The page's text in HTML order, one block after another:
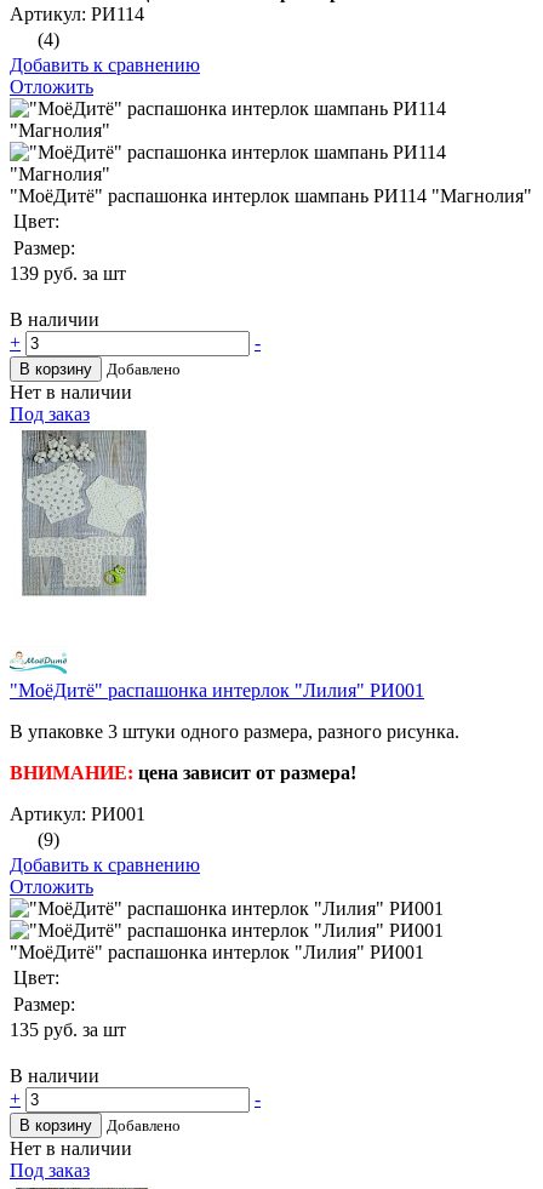
Артикул: РИ114
(4)
Добавить к сравнению
Отложить
"МоёДитё" распашонка интерлок шампань РИ114 "Магнолия"
Цвет:
Размер:
139 руб. за шт
В наличии
+
-
В корзину Добавлено
Нет в наличии
Под заказ
"МоёДитё" распашонка интерлок "Лилия" РИ001
В упаковке 3 штуки одного размера, разного рисунка.
ВНИМАНИЕ: цена зависит от размера!
Артикул: РИ001
(9)
Добавить к сравнению
Отложить
"МоёДитё" распашонка интерлок "Лилия" РИ001
Цвет:
Размер:
135 руб. за шт
В наличии
+
-
В корзину Добавлено
Нет в наличии
Под заказ